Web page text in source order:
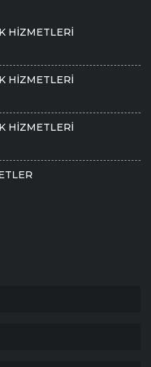
HİZMETLERİ
HİZMETLERİ
HİZMETLERİ